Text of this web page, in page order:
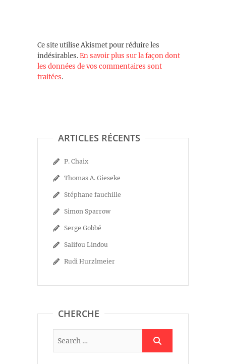
Ce site utilise Akismet pour réduire les
indésirables.En savoir plus sur la façon dont
les données de vos commentaires sont
traitées.
ARTICLES RÉCENTS
P. Chaix
Thomas A. Gieseke
Stéphane fauchille
Simon Sparrow
Serge Gobbé
Salifou Lindou
Rudi Hurzlmeier
CHERCHE